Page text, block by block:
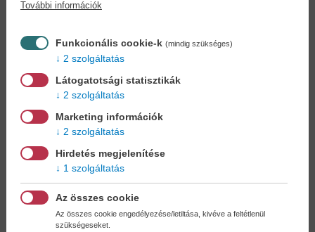
PONS Igetáblázatok
PLUSZ...
Stephan Buckenmaier
Forgács Tamás
További információk
Funkcionális cookie-k (mindig szükséges)
2 szolgáltatás
Látogatotsági statisztikák
2 szolgáltatás
Marketing információk
2 szolgáltatás
Hirdetés megjelenítése
1 szolgáltatás
Az összes cookie
Az összes cookie engedélyezése/letiltása, kivéve a feltétlenül
szükségeseket.